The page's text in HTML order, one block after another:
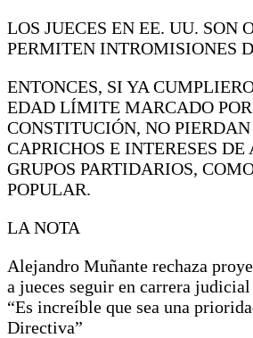
LOS JUECES EN EE. UU. SON
PERMITEN INTROMISIONES
ENTONCES, SI YA
EDAD LÍMITE MARCADO
CONSTITUCIÓN, NO
CAPRICHOS E INTERESES DE
GRUPOS PARTIDARIOS,
POPULAR.
LA NOTA
Alejandro Muñante rechaza
a jueces seguir en carrera judicial
“Es increíble que sea una
Directiva”